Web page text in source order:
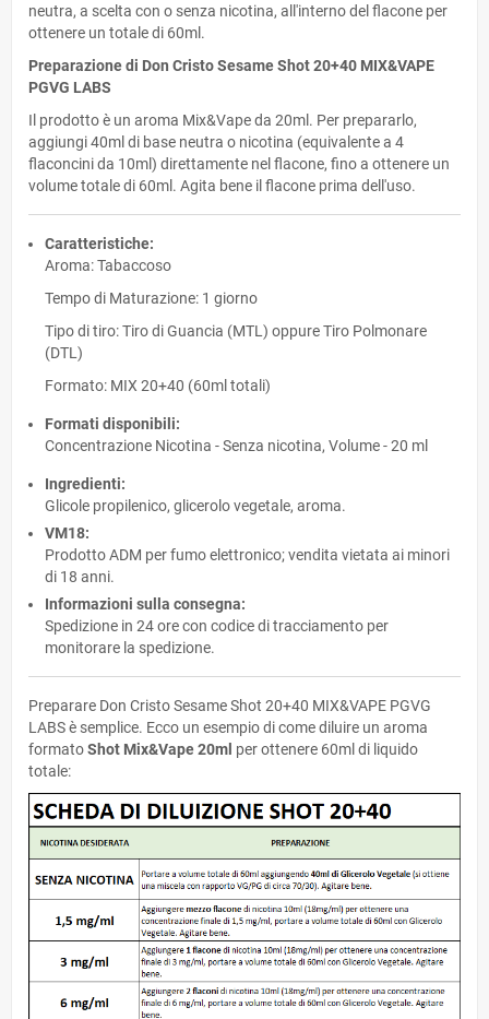
neutra, a scelta con o senza nicotina, all'interno del flacone per
ottenere un totale di 60ml.
Preparazione di Don Cristo Sesame Shot 20+40 MIX&VAPE
PGVG LABS
Il prodotto è un aroma Mix&Vape da 20ml. Per prepararlo,
aggiungi 40ml di base neutra o nicotina (equivalente a 4
flaconcini da 10ml) direttamente nel flacone, fino a ottenere un
volume totale di 60ml. Agita bene il flacone prima dell'uso.
Caratteristiche:
Aroma: Tabaccoso
Tempo di Maturazione: 1 giorno
Tipo di tiro: Tiro di Guancia (MTL) oppure Tiro Polmonare
(DTL)
Formato: MIX 20+40 (60ml totali)
Formati disponibili:
Concentrazione Nicotina - Senza nicotina, Volume - 20 ml
Ingredienti:
Glicole propilenico, glicerolo vegetale, aroma.
VM18:
Prodotto ADM per fumo elettronico; vendita vietata ai minori
di 18 anni.
Informazioni sulla consegna:
Spedizione in 24 ore con codice di tracciamento per
monitorare la spedizione.
Preparare Don Cristo Sesame Shot 20+40 MIX&VAPE PGVG
LABS è semplice. Ecco un esempio di come diluire un aroma
formatoShot Mix&Vape 20ml per ottenere 60ml di liquido
totale: